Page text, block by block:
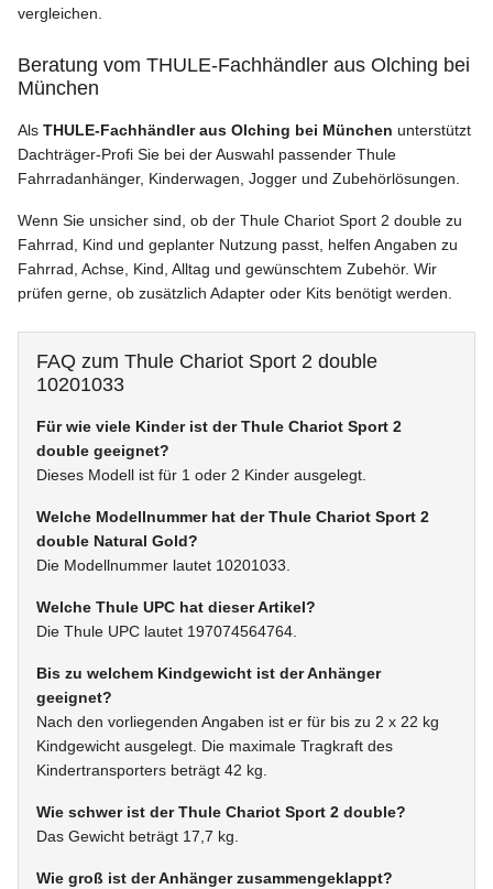
vergleichen.
Beratung vom THULE-Fachhändler aus Olching bei
München
Als THULE-Fachhändler aus Olching bei München unterstützt
Dachträger-Profi Sie bei der Auswahl passender Thule
Fahrradanhänger, Kinderwagen, Jogger und Zubehörlösungen.
Wenn Sie unsicher sind, ob der Thule Chariot Sport 2 double zu
Fahrrad, Kind und geplanter Nutzung passt, helfen Angaben zu
Fahrrad, Achse, Kind, Alltag und gewünschtem Zubehör. Wir
prüfen gerne, ob zusätzlich Adapter oder Kits benötigt werden.
FAQ zum Thule Chariot Sport 2 double
10201033
Für wie viele Kinder ist der Thule Chariot Sport 2
double geeignet?
Dieses Modell ist für 1 oder 2 Kinder ausgelegt.
Welche Modellnummer hat der Thule Chariot Sport 2
double Natural Gold?
Die Modellnummer lautet 10201033.
Welche Thule UPC hat dieser Artikel?
Die Thule UPC lautet 197074564764.
Bis zu welchem Kindgewicht ist der Anhänger
geeignet?
Nach den vorliegenden Angaben ist er für bis zu 2 x 22 kg
Kindgewicht ausgelegt. Die maximale Tragkraft des
Kindertransporters beträgt 42 kg.
Wie schwer ist der Thule Chariot Sport 2 double?
Das Gewicht beträgt 17,7 kg.
Wie groß ist der Anhänger zusammengeklappt?